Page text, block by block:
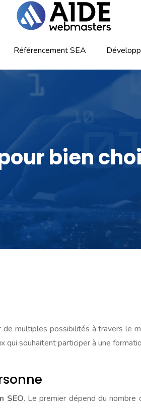
Référencement SEA
bien
multiples possibilités à travers
qui souhaitent participer à une
SEO. Le premier dépend du